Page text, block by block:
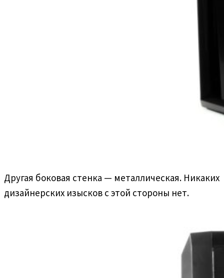
Другая боковая стенка — металлическая. Никаких
дизайнерских изысков с этой стороны нет.